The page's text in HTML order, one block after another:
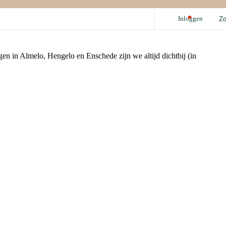
i30
Garanties
Inloggen
in Almelo, Hengelo en Enschede zijn we altijd dichtbij (in